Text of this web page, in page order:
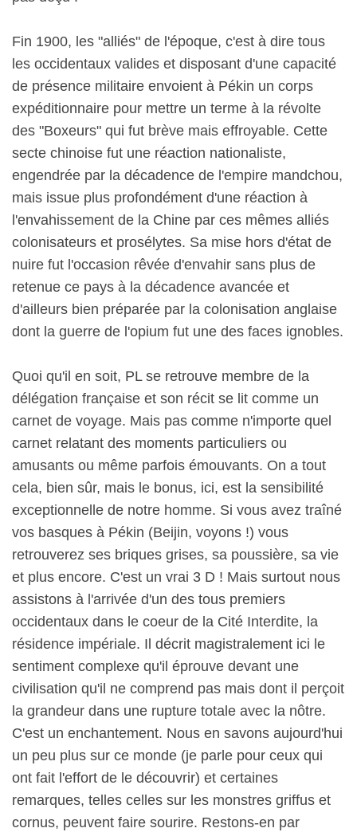
Fin 1900, les "alliés" de l'époque, c'est à dire tous
les occidentaux valides et disposant d'une capacité
de présence militaire envoient à Pékin un corps
expéditionnaire pour mettre un terme à la révolte
des "Boxeurs" qui fut brève mais effroyable. Cette
secte chinoise fut une réaction nationaliste,
engendrée par la décadence de l'empire mandchou,
mais issue plus profondément d'une réaction à
l'envahissement de la Chine par ces mêmes alliés
colonisateurs et prosélytes. Sa mise hors d'état de
nuire fut l'occasion rêvée d'envahir sans plus de
retenue ce pays à la décadence avancée et
d'ailleurs bien préparée par la colonisation anglaise
dont la guerre de l'opium fut une des faces ignobles.
Quoi qu'il en soit, PL se retrouve membre de la
délégation française et son récit se lit comme un
carnet de voyage. Mais pas comme n'importe quel
carnet relatant des moments particuliers ou
amusants ou même parfois émouvants. On a tout
cela, bien sûr, mais le bonus, ici, est la sensibilité
exceptionnelle de notre homme. Si vous avez traîné
vos basques à Pékin (Beijin, voyons !) vous
retrouverez ses briques grises, sa poussière, sa vie
et plus encore. C'est un vrai 3 D ! Mais surtout nous
assistons à l'arrivée d'un des tous premiers
occidentaux dans le coeur de la Cité Interdite, la
résidence impériale. Il décrit magistralement ici le
sentiment complexe qu'il éprouve devant une
civilisation qu'il ne comprend pas mais dont il perçoit
la grandeur dans une rupture totale avec la nôtre.
C'est un enchantement. Nous en savons aujourd'hui
un peu plus sur ce monde (je parle pour ceux qui
ont fait l'effort de le découvrir) et certaines
remarques, telles celles sur les monstres griffus et
cornus, peuvent faire sourire. Restons-en par